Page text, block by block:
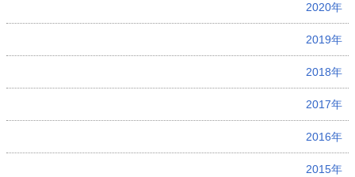
2020年
2019年
2018年
2017年
2016年
2015年